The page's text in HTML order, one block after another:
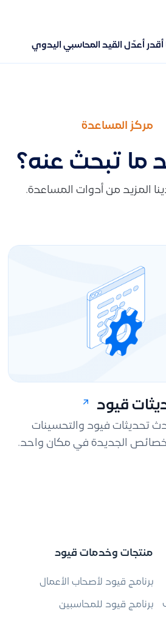
أعدّل القيد المحاسبي اليدوي
مركز المساعدة
ما تبحث عنه؟
المزيد من أدوات المساعدة.
قيود
تحديثات فيود والتحسينات
الجديدة في مكان واحد.
منتجات وخدمات قيود
برنامج قيود لأصحاب الأعمال
برنامج قيود للمحاسبين